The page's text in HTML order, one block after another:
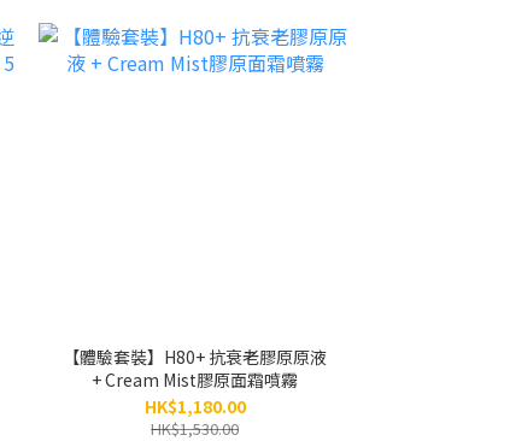
【體驗套裝】H80+ 抗衰老膠原原液
+ Cream Mist膠原面霜噴霧
HK$1,180.00
HK$1,530.00